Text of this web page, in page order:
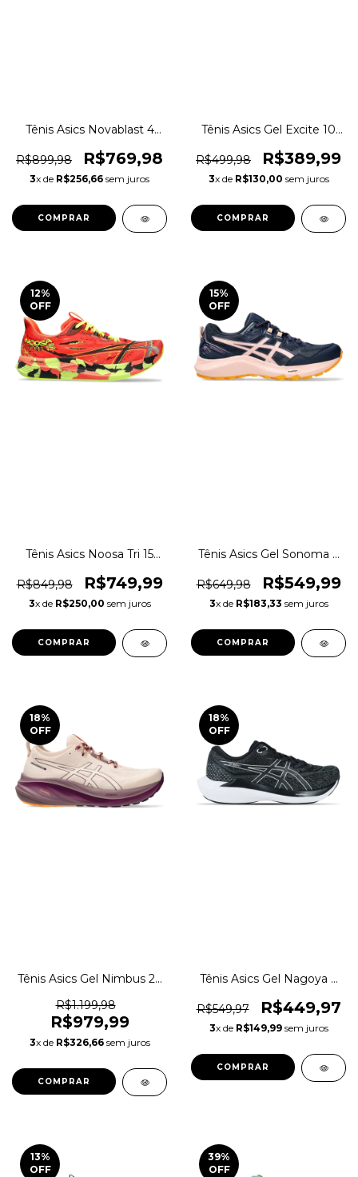
Tênis Asics Novablast 4
Original 1magnus
R$899,98 R$769,98
3x de R$256,66 sem juros
COMPRAR
Tênis Asics Gel Excite 10
Original 1magnus
R$499,98 R$389,99
3x de R$130,00 sem juros
COMPRAR
12%
OFF
Tênis Asics Noosa Tri 15
Original 1magnus
R$849,98 R$749,99
3x de R$250,00 sem juros
COMPRAR
15%
OFF
Tênis Asics Gel Sonoma 7
1magnus
R$649,98 R$549,99
3x de R$183,33 sem juros
COMPRAR
18%
OFF
Tênis Asics Gel Nimbus 26
1magnus
R$1.199,98
R$979,99
3x de R$326,66sem juros
COMPRAR
18%
OFF
Tênis Asics Gel Nagoya 7
R$549,97
R$449,97
3x de R$149,99sem juros
COMPRAR
13%
OFF
39%
OFF